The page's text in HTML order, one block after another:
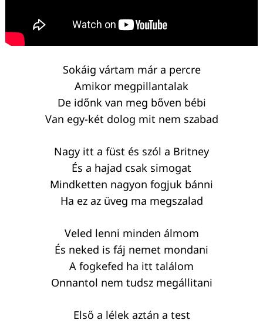
Sokáig vártam már a percre
Amikor megpillantalak
De időnk van meg bőven bébi
Van egy-két dolog mit nem szabad
Nagy itt a füst és szól a Britney
És a hajad csak simogat
Mindketten nagyon fogjuk bánni
Ha ez az üveg ma megszalad
Veled lenni minden álmom
És neked is fáj nemet mondani
A fogkefed ha itt találom
Onnantol nem tudsz megállitani
Első a lélek aztán a test